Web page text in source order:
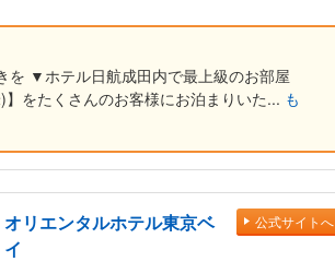
を ▼ホテル日航成田内で最上級のお部屋
をたくさんのお客様にお泊まりいた... も
オリエンタルホテル東京ベ
イ
公式サイトへ